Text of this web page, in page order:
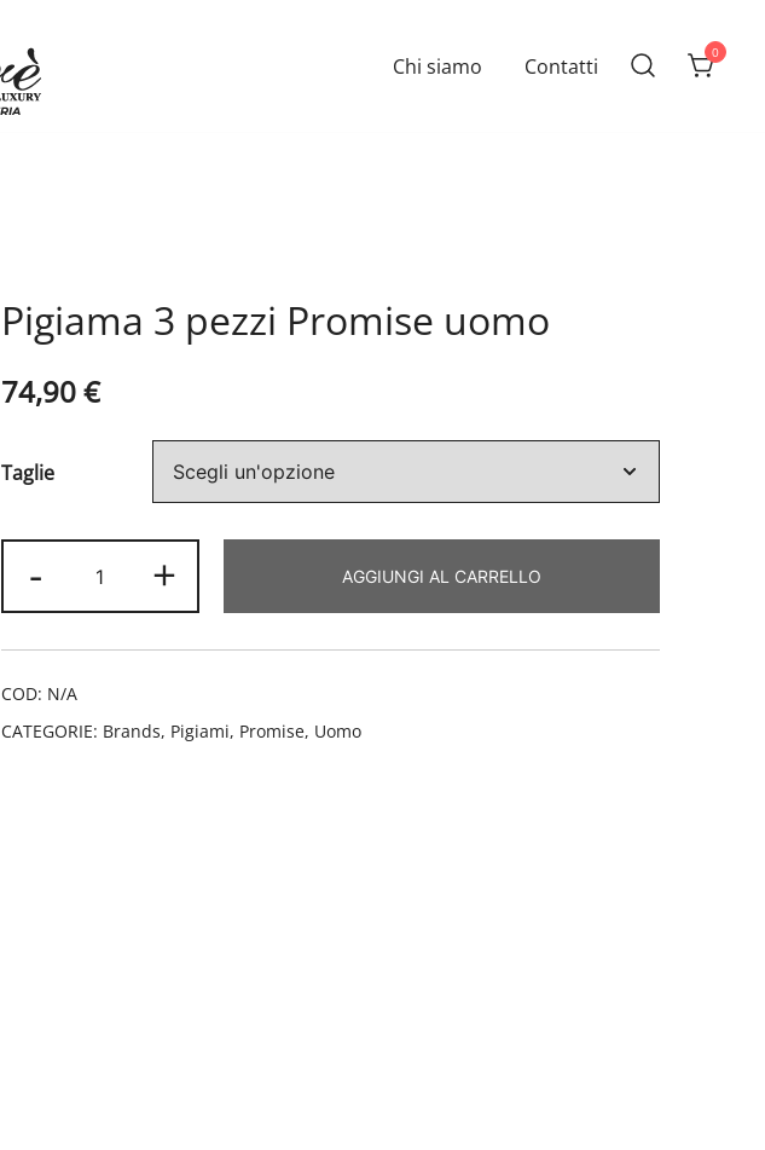
Chi siamo Contatti
0
Pigiama 3 pezzi Promise uomo
74,90€
Taglie
-
3
pezzi
Promise
+ AGGIUNGI AL CARRELLO
COD: N/A
CATEGORIE: Brands, Pigiami, Promise, Uomo